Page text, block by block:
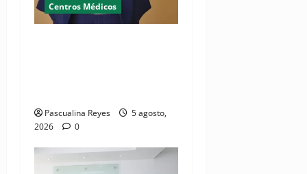
Centros Médicos
Pascualina Reyes
5 agosto,
2026
0